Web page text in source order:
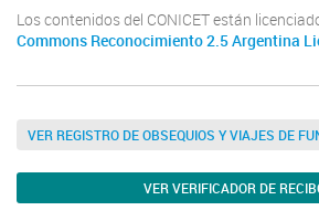
Los contenidos del CONICET están
Commons Reconocimiento 2.5 Argentina
VER REGISTRO DE OBSEQUIOS Y VIAJES DE
VER VERIFICADOR DE